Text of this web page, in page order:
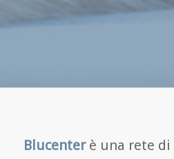
Blucenterè una rete di